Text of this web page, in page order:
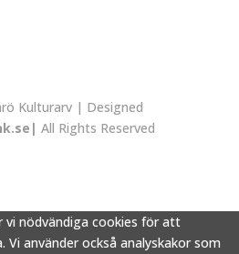
Kulturarv | Designed
All Rights Reserved
vi nödvändiga cookies för att
Vi använder också analyskakor som